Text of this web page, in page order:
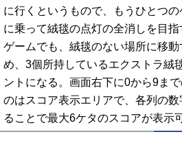
に行くというもので、もうひとつ
に乗って絨毯の点灯の全消しを目
ゲームでも、絨毯のない場所に移
め、3個所持しているエクストラ絨
ントになる。画面右下に0から9ま
のはスコア表示エリアで、各列の
ることで最大6ケタのスコアが表示